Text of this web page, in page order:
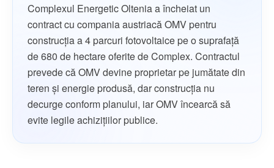
Complexul Energetic Oltenia a încheiat un
contract cu compania austriacă OMV pentru
construcția a 4 parcuri fotovoltaice pe o suprafață
de 680 de hectare oferite de Complex. Contractul
prevede că OMV devine proprietar pe jumătate din
teren și energie produsă, dar construcția nu
decurge conform planului, iar OMV încearcă să
evite legile achizițiilor publice.